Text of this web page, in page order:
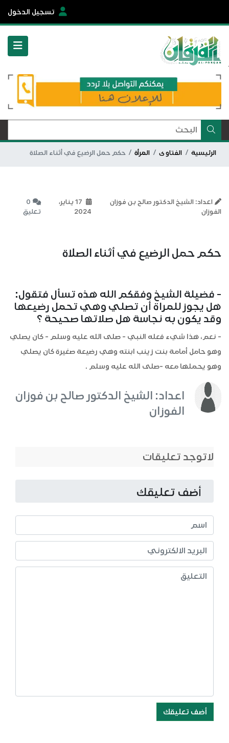
تسجيل الدخول
الرئيسية الفتاوى المرأة حكم حمل الرضيع في أثناء الصلاة
اعداد: الشيخ الدكتور صالح بن فوزان
الفوزان
17 يناير،
2024
0
تعليق
حكم حمل الرضيع في أثناء الصلاة
- فضيلة الشيخ وفقكم الله هذه تسأل فتقول:
هل يجوز للمراة أن تصلي وهي تحمل رضيعها
وقد يكون به نجاسة هل صلاتها صحيحة ؟
- نعم، هذا شيء فعله النبي - صلى الله عليه وسلم - كان يصلي
وهو حامل أمامة بنت زينب ابنته وهي رضيعة صغيرة كان يصلي
وهو يحملها معه -صلى الله عليه وسلم .
اعداد: الشيخ الدكتور صالح بن فوزان
الفوزان
لاتوجد تعليقات
أضف تعليقك
أضف تعليقك